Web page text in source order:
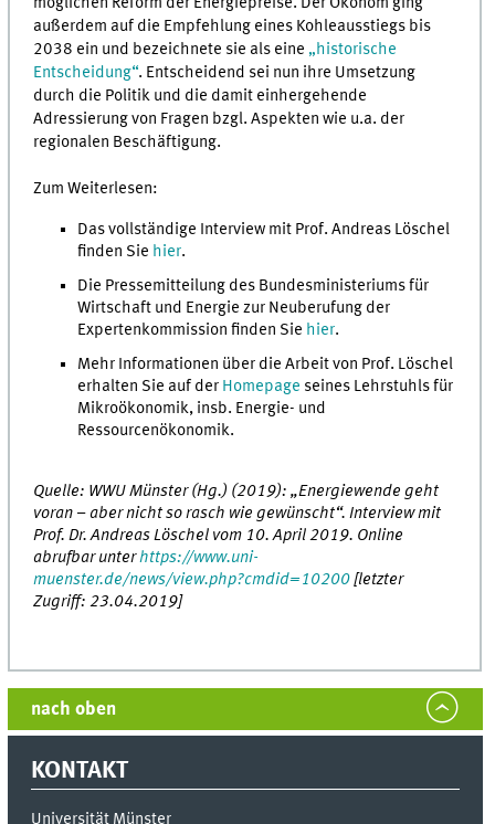
möglichen Reform der Energiepreise. Der Ökonom ging
außerdem auf die Empfehlung eines Kohleausstiegs bis
2038 ein und bezeichnete sie als eine „historische
Entscheidung“. Entscheidend sei nun ihre Umsetzung
durch die Politik und die damit einhergehende
Adressierung von Fragen bzgl. Aspekten wie u.a. der
regionalen Beschäftigung.
Zum Weiterlesen:
Das vollständige Interview mit Prof. Andreas Löschel
finden Sie hier.
Die Pressemitteilung des Bundesministeriums für
Wirtschaft und Energie zur Neuberufung der
Expertenkommission finden Sie hier.
Mehr Informationen über die Arbeit von Prof. Löschel
erhalten Sie auf der Homepage seines Lehrstuhls für
Mikroökonomik, insb. Energie- und
Ressourcenökonomik.
Quelle: WWU Münster (Hg.) (2019): „Energiewende geht
voran – aber nicht so rasch wie gewünscht“. Interview mit
Prof. Dr. Andreas Löschel vom 10. April 2019. Online
abrufbar unterhttps://www.uni-
muenster.de/news/view.php?cmdid=10200[letzter
Zugriff: 23.04.2019]
nach oben
KONTAKT
Universität Münster